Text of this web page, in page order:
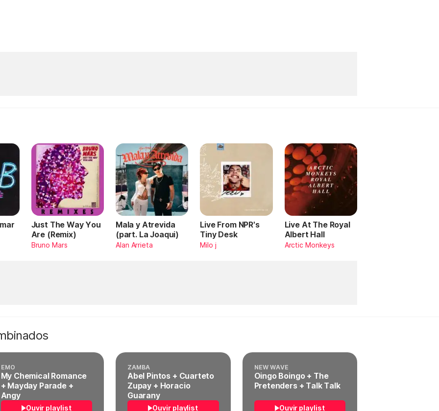
Just The Way You
Are (Remix)
Bruno Mars
Mala y Atrevida
(part. La Joaqui)
Alan Arrieta
Live From NPR's
Tiny Desk
Milo j
Live At The Royal
Albert Hall
Arctic Monkeys
EMO
My Chemical Romance
+ Mayday Parade +
Angy
Ouvir playlist
ZAMBA
Abel Pintos + Cuarteto
Zupay + Horacio
Guarany
Ouvir playlist
NEW WAVE
Oingo Boingo + The
Pretenders + Talk Talk
Ouvir playlist